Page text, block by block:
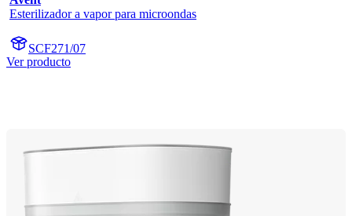
Esterilizador a vapor para microondas
SCF271/07
Ver producto